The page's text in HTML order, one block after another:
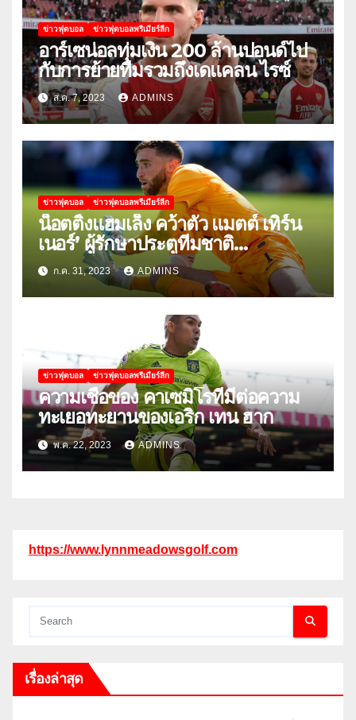
ข่าวฟุตบอล ข่าวฟุตบอลพรีเมียร์ลีก
อาร์เซน่อลทุ่มเงิน 200 ล้านปอนด์ไป
กับการย้ายทีมรวมถึงเดแคลน ไรซ์
ส.ค. 7, 2023 ADMINS
ข่าวฟุตบอล ข่าวฟุตบอลพรีเมียร์ลีก
น็อตติ้งแฮมเล็ง คว้าตัว แมตต์ เทิร์น
เนอร์’ ผู้รักษาประตูทีมชาติ
สหรัฐอเมริกา
ก.ค. 31, 2023 ADMINS
ข่าวฟุตบอล ข่าวฟุตบอลพรีเมียร์ลีก
ความเชื่อของ คาเซมิโรที่มีต่อความ
ทะเยอทะยานของเอริก เทน ฮาก
พ.ค. 22, 2023 ADMINS
https://www.lynnmeadowsgolf.com
เรื่องล่าสุด